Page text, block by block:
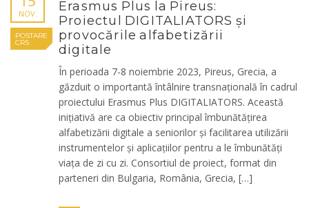
NOV.
POSTARE
CRS
Erasmus Plus la Pireus:
Proiectul DIGITALIATORS și
provocările alfabetizării
digitale
În perioada 7-8 noiembrie 2023, Pireus, Grecia, a
găzduit o importantă întâlnire transnațională în cadrul
proiectului Erasmus Plus DIGITALIATORS. Această
inițiativă are ca obiectiv principal îmbunătățirea
alfabetizării digitale a seniorilor și facilitarea utilizării
instrumentelor și aplicațiilor pentru a le îmbunătăți
viața de zi cu zi. Consortiul de proiect, format din
parteneri din Bulgaria, România, Grecia, […]